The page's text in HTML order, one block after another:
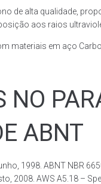
de alta qualidade,
aos raios
materiais em aço
NO
ABNT
1998. ABNT NBR
2008. AWS A5.18 –